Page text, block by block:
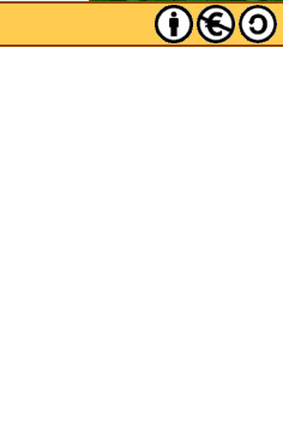
Marzo 2009
Febbraio 2009
Gennaio 2009